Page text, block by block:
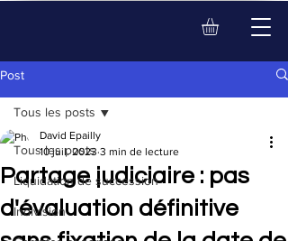
Post
Tous les posts
Liquidation de succession
Indivision
Tous les posts
Partage judiciaire : pas
d'évaluation définitive
David Epailly
10 juil. 2023 3 min de lecture